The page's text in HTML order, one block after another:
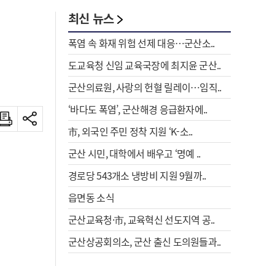
최신 뉴스
폭염 속 화재 위험 선제 대응…군산소..
도교육청 신임 교육국장에 최지윤 군산..
군산의료원, 사랑의 헌혈 릴레이…임직..
‘바다도 폭염’, 군산해경 응급환자에..
市, 외국인 주민 정착 지원 ‘K-소..
군산 시민, 대학에서 배우고 ‘명예 ..
경로당 543개소 냉방비 지원 9월까..
읍면동 소식
군산교육청·市, 교육혁신 선도지역 공..
군산상공회의소, 군산 출신 도의원들과..